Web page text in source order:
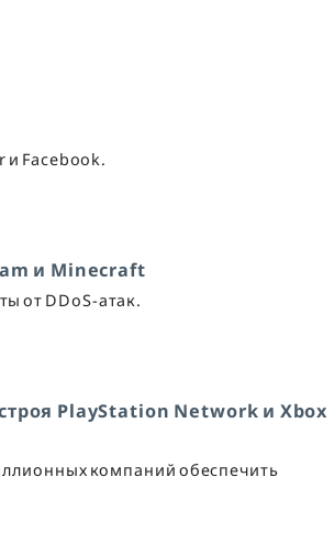
и Facebook.
и Minecraft
от DDoS-атак.
PlayStation Network и Xbox
компаний обеспечить